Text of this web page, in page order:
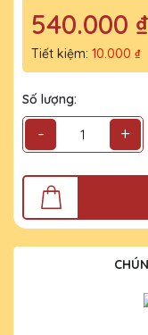
540.000 ₫
Tiết kiệm: 10.000 ₫
Số lượng:
- +